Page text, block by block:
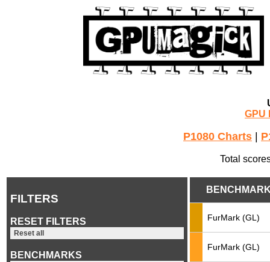
GPU
P1080 Charts
Total
FILTERS
RESET FILTERS
Reset all
BENCHMARKS
FurMark (GL)
FurMark (GL)